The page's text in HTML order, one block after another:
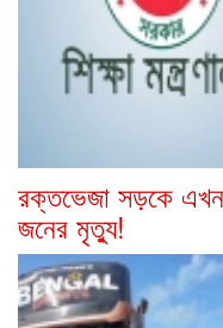
রক্তভেজা সড়কে
জনের মৃত্যু!